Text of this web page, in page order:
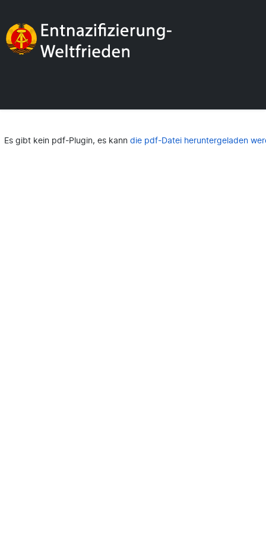
Es gibt kein pdf-Plugin, es kann die pdf-Datei heruntergeladen